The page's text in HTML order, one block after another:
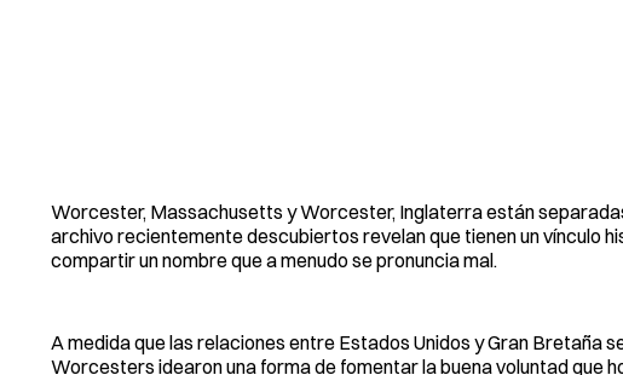
Worcester, Massachusetts y Worcester, Inglaterra están
archivo recientemente descubiertos revelan que tienen un vínculo
compartir un nombre que a menudo se pronuncia mal.
A medida que las relaciones entre Estados Unidos y Gran Bretaña
Worcesters idearon una forma de fomentar la buena voluntad que